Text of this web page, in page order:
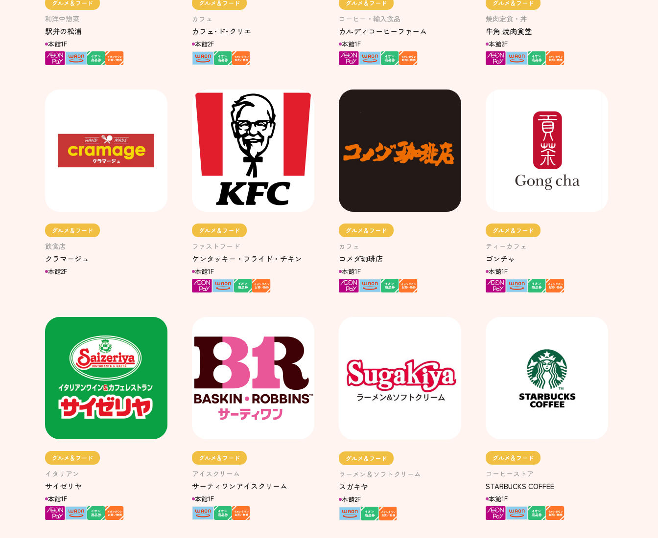
グルメ＆フード
和洋中惣菜
駅弁の松浦
本館1F
グルメ＆フード
カフェ
カフェ･ド･クリエ
本館2F
グルメ＆フード
コーヒー・輸入食品
カルディコーヒーファーム
本館1F
グルメ＆フード
焼肉定食・丼
牛角 焼肉食堂
本館2F
グルメ＆フード
飲食店
クラマージュ
本館2F
グルメ＆フード
ファストフード
ケンタッキー・フライド・チキン
本館1F
グルメ＆フード
カフェ
コメダ珈琲店
本館1F
グルメ＆フード
ティーカフェ
ゴンチャ
本館1F
グルメ＆フード
イタリアン
サイゼリヤ
本館1F
グルメ＆フード
アイスクリーム
サーティワンアイスクリーム
本館1F
グルメ＆フード
ラーメン＆ソフトクリーム
スガキヤ
本館2F
グルメ＆フード
コーヒーストア
STARBUCKS COFFEE
本館1F